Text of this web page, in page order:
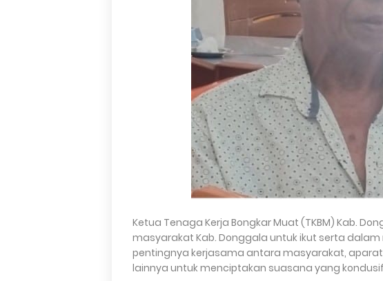
Ketua Tenaga Kerja Bongkar Muat (TKBM) Kab.
masyarakat Kab. Donggala untuk ikut serta
pentingnya kerjasama antara masyarakat,
lainnya untuk menciptakan suasana yang